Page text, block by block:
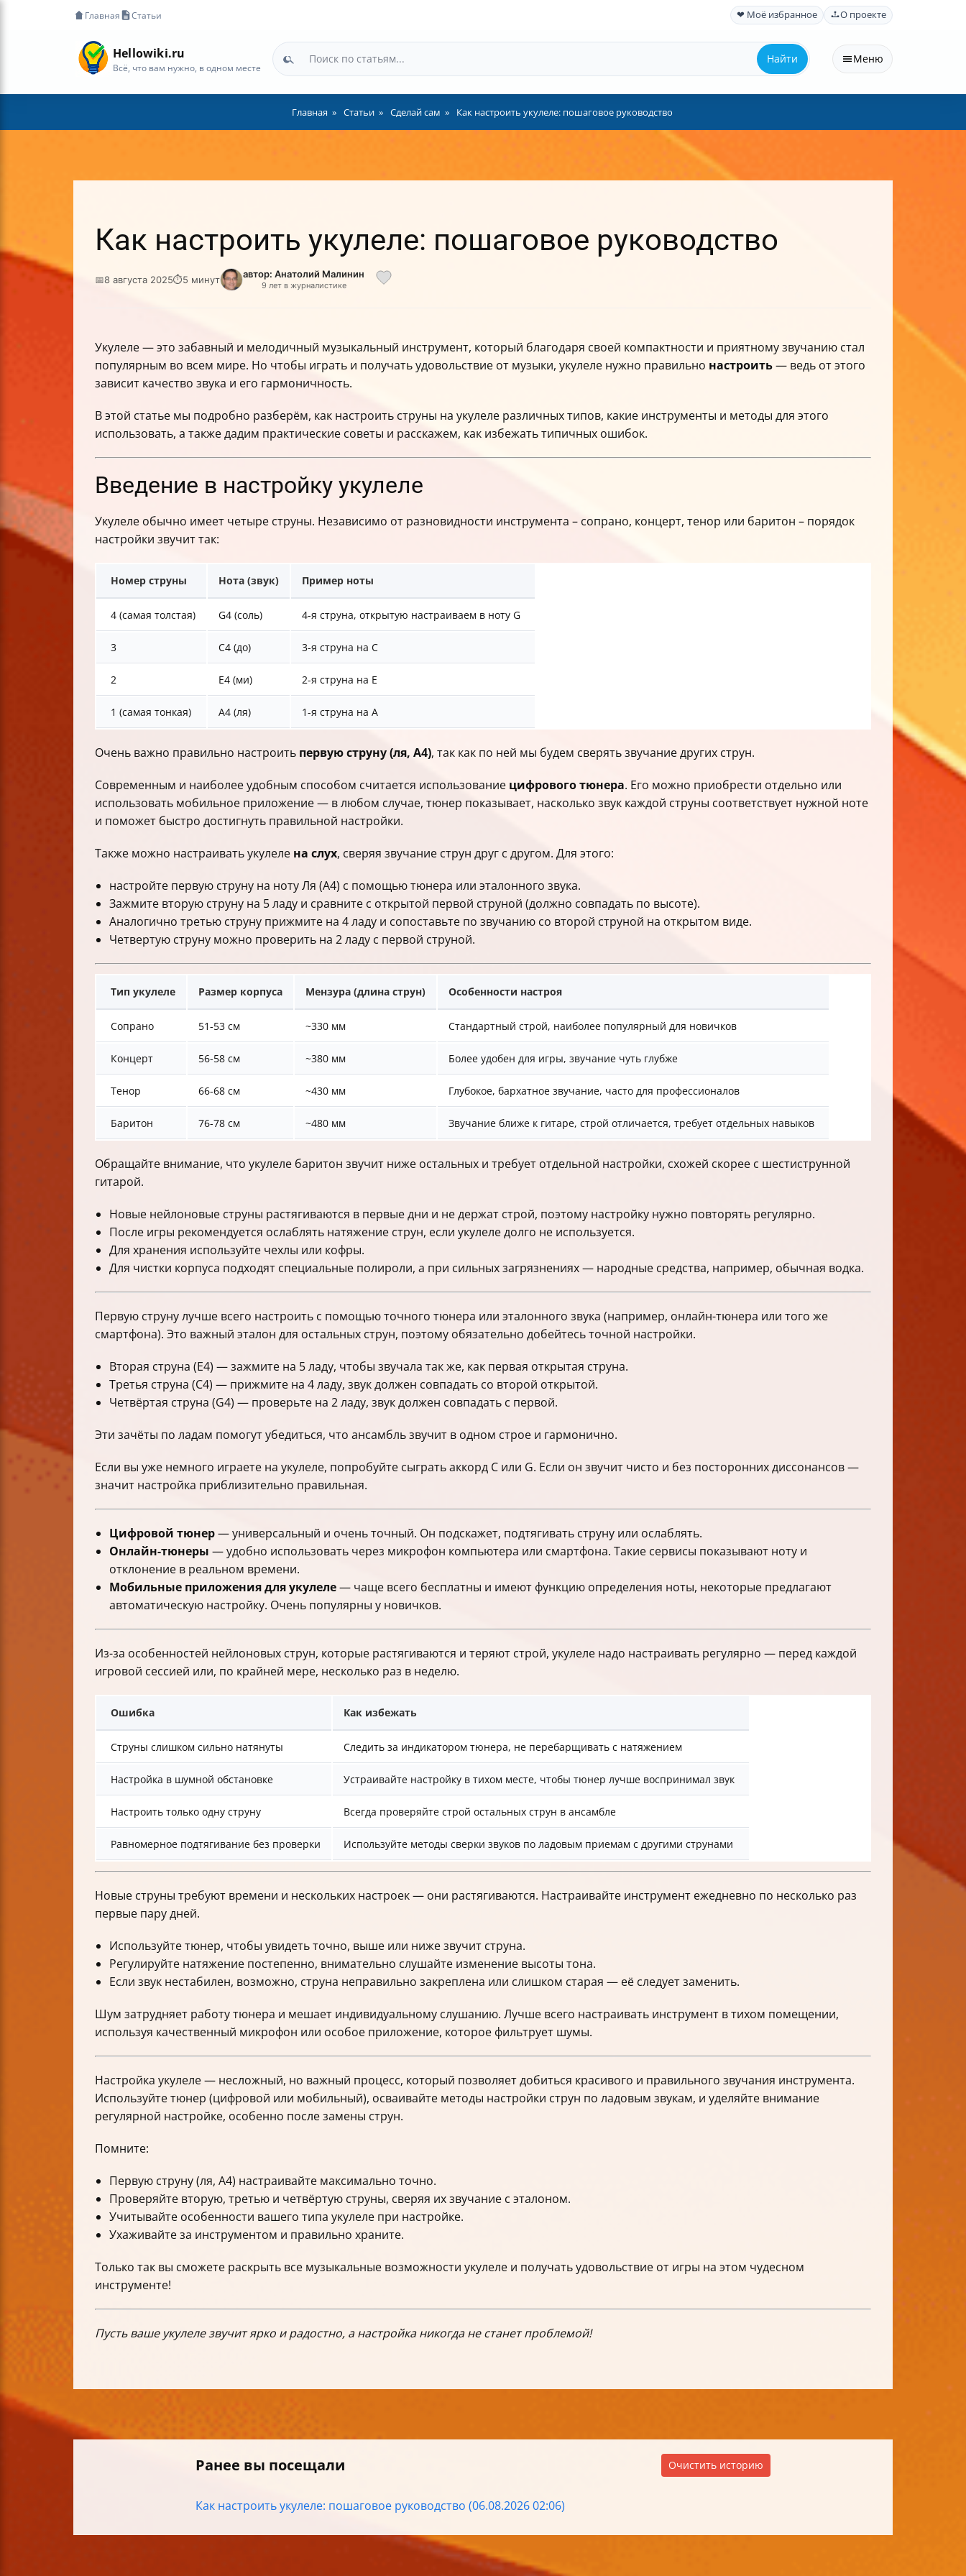
Главная Статьи ❤ Моё избранное О проекте
Hellowiki.ru
Всё, что вам нужно, в одном месте
Найти Меню
Главная Статьи Сделай сам Как настроить укулеле: пошаговое руководство
Как настроить укулеле: пошаговое руководство
📅8 августа 2025⏱5 минут автор: Анатолий Малинин
9 лет в журналистике
Укулеле — это забавный и мелодичный музыкальный инструмент, который благодаря своей компактности и приятному звучанию стал
популярным во всем мире. Но чтобы играть и получать удовольствие от музыки, укулеле нужно правильно настроить— ведь от этого
зависит качество звука и его гармоничность.
В этой статье мы подробно разберём, как настроить струны на укулеле различных типов, какие инструменты и методы для этого
использовать, а также дадим практические советы и расскажем, как избежать типичных ошибок.
Введение в настройку укулеле
Укулеле обычно имеет четыре струны. Независимо от разновидности инструмента – сопрано, концерт, тенор или баритон – порядок
настройки звучит так:
Номер струны Нота (звук) Пример ноты
4 (самая толстая) G4 (соль) 4-я струна, открытую настраиваем в ноту G
3 C4 (до) 3-я струна на C
2 E4 (ми) 2-я струна на E
1 (самая тонкая) A4 (ля) 1-я струна на A
Очень важно правильно настроить первую струну (ля, A4), так как по ней мы будем сверять звучание других струн.
Современным и наиболее удобным способом считается использование цифрового тюнера. Его можно приобрести отдельно или
использовать мобильное приложение — в любом случае, тюнер показывает, насколько звук каждой струны соответствует нужной ноте
и поможет быстро достигнуть правильной настройки.
Также можно настраивать укулеле на слух, сверяя звучание струн друг с другом. Для этого:
настройте первую струну на ноту Ля (A4) с помощью тюнера или эталонного звука.
Зажмите вторую струну на 5 ладу и сравните с открытой первой струной (должно совпадать по высоте).
Аналогично третью струну прижмите на 4 ладу и сопоставьте по звучанию со второй струной на открытом виде.
Четвертую струну можно проверить на 2 ладу с первой струной.
Тип укулеле Размер корпуса Мензура (длина струн) Особенности настроя
Сопрано 51-53 см ~330 мм Стандартный строй, наиболее популярный для новичков
Концерт 56-58 см ~380 мм Более удобен для игры, звучание чуть глубже
Тенор 66-68 см ~430 мм Глубокое, бархатное звучание, часто для профессионалов
Баритон 76-78 см ~480 мм Звучание ближе к гитаре, строй отличается, требует отдельных навыков
Обращайте внимание, что укулеле баритон звучит ниже остальных и требует отдельной настройки, схожей скорее с шестиструнной
гитарой.
Новые нейлоновые струны растягиваются в первые дни и не держат строй, поэтому настройку нужно повторять регулярно.
После игры рекомендуется ослаблять натяжение струн, если укулеле долго не используется.
Для хранения используйте чехлы или кофры.
Для чистки корпуса подходят специальные полироли, а при сильных загрязнениях — народные средства, например, обычная водка.
Первую струну лучше всего настроить с помощью точного тюнера или эталонного звука (например, онлайн-тюнера или того же
смартфона). Это важный эталон для остальных струн, поэтому обязательно добейтесь точной настройки.
Вторая струна (E4) — зажмите на 5 ладу, чтобы звучала так же, как первая открытая струна.
Третья струна (C4) — прижмите на 4 ладу, звук должен совпадать со второй открытой.
Четвёртая струна (G4) — проверьте на 2 ладу, звук должен совпадать с первой.
Эти зачёты по ладам помогут убедиться, что ансамбль звучит в одном строе и гармонично.
Если вы уже немного играете на укулеле, попробуйте сыграть аккорд C или G. Если он звучит чисто и без посторонних диссонансов —
значит настройка приблизительно правильная.
Цифровой тюнер— универсальный и очень точный. Он подскажет, подтягивать струну или ослаблять.
Онлайн-тюнеры — удобно использовать через микрофон компьютера или смартфона. Такие сервисы показывают ноту и
отклонение в реальном времени.
Мобильные приложения для укулеле— чаще всего бесплатны и имеют функцию определения ноты, некоторые предлагают
автоматическую настройку. Очень популярны у новичков.
Из-за особенностей нейлоновых струн, которые растягиваются и теряют строй, укулеле надо настраивать регулярно — перед каждой
игровой сессией или, по крайней мере, несколько раз в неделю.
Ошибка Как избежать
Струны слишком сильно натянуты Следить за индикатором тюнера, не перебарщивать с натяжением
Настройка в шумной обстановке Устраивайте настройку в тихом месте, чтобы тюнер лучше воспринимал звук
Настроить только одну струну Всегда проверяйте строй остальных струн в ансамбле
Равномерное подтягивание без проверки Используйте методы сверки звуков по ладовым приемам с другими струнами
Новые струны требуют времени и нескольких настроек — они растягиваются. Настраивайте инструмент ежедневно по несколько раз
первые пару дней.
Используйте тюнер, чтобы увидеть точно, выше или ниже звучит струна.
Регулируйте натяжение постепенно, внимательно слушайте изменение высоты тона.
Если звук нестабилен, возможно, струна неправильно закреплена или слишком старая — её следует заменить.
Шум затрудняет работу тюнера и мешает индивидуальному слушанию. Лучше всего настраивать инструмент в тихом помещении,
используя качественный микрофон или особое приложение, которое фильтрует шумы.
Настройка укулеле — несложный, но важный процесс, который позволяет добиться красивого и правильного звучания инструмента.
Используйте тюнер (цифровой или мобильный), осваивайте методы настройки струн по ладовым звукам, и уделяйте внимание
регулярной настройке, особенно после замены струн.
Помните:
Первую струну (ля, A4) настраивайте максимально точно.
Проверяйте вторую, третью и четвёртую струны, сверяя их звучание с эталоном.
Учитывайте особенности вашего типа укулеле при настройке.
Ухаживайте за инструментом и правильно храните.
Только так вы сможете раскрыть все музыкальные возможности укулеле и получать удовольствие от игры на этом чудесном
инструменте!
Пусть ваше укулеле звучит ярко и радостно, а настройка никогда не станет проблемой!
Ранее вы посещали Очистить историю
Как настроить укулеле: пошаговое руководство (06.08.2026 02:06)